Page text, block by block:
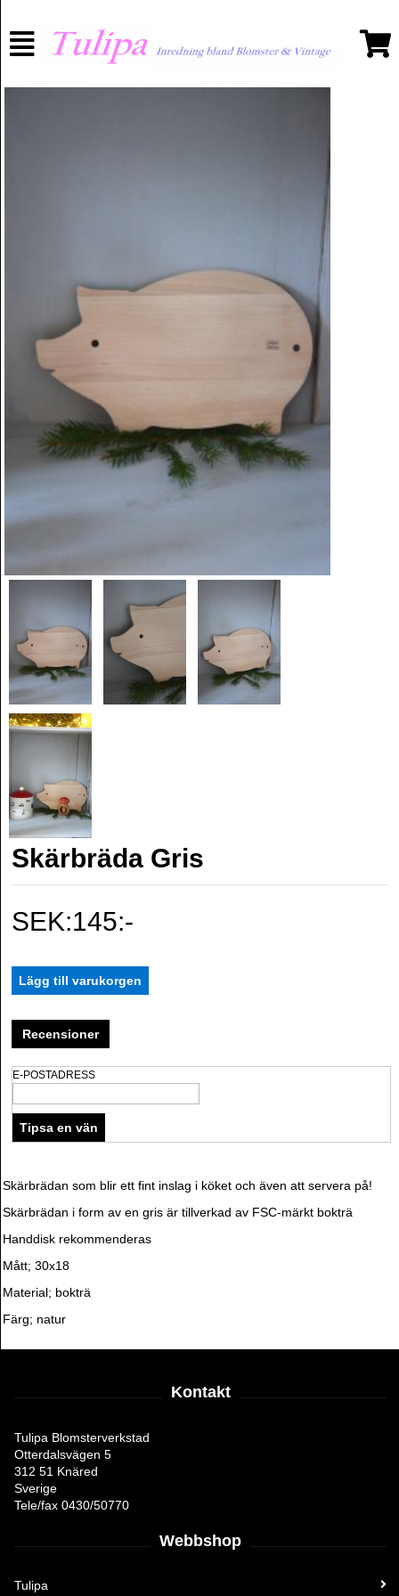
Skärbräda Gris
SEK:145:-
Recensioner
E-POSTADRESS
Skärbrädan som blir ett fint inslag i köket och även att servera på!
Skärbrädan i form av en gris är tillverkad av FSC-märkt bokträ
Handdisk rekommenderas
Mått; 30x18
Material; bokträ
Färg; natur
Kontakt
Tulipa Blomsterverkstad
Otterdalsvägen 5
312 51 Knäred
Sverige
Tele/fax 0430/50770
Webbshop
Tulipa